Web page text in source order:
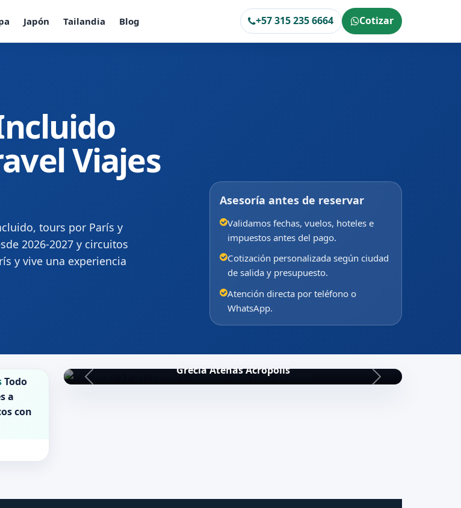
Japón Tailandia Blog +57 315 235 6664 Cotizar
Viajes
tours por París y
2026-2027 y circuitos
y vive una experiencia
Asesoría antes de reservar
Validamos fechas, vuelos, hoteles e
impuestos antes del pago.
Cotización personalizada según ciudad
de salida y presupuesto.
Atención directa por teléfono o
WhatsApp.
Todo
a
con
Grecia Atenas Acropolis